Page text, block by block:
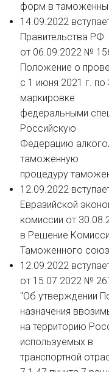
форм в
14.09.2022
Правительства РФ
от 06.09.2022 №
Положение о
с 1 июня 2021 г. по
маркировке
федеральными
Российскую
Федерацию
таможенную
процедуру
12.09.2022
Евразийской
комиссии от
в Решение
Таможенного
12.09.2022
от 15.07.2022 № 261
"Об утверждении
назначения
на территорию
используемых в
транспортной